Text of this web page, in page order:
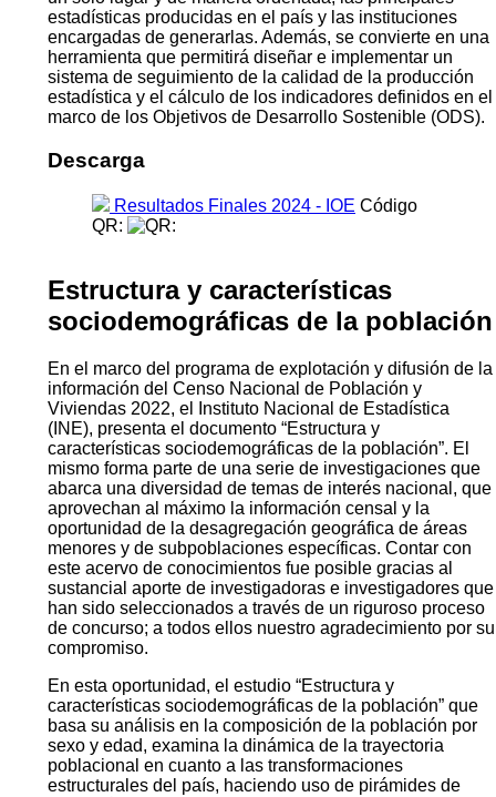
estadísticas producidas en el país y las instituciones
encargadas de generarlas. Además, se convierte en una
herramienta que permitirá diseñar e implementar un
sistema de seguimiento de la calidad de la producción
estadística y el cálculo de los indicadores definidos en el
marco de los Objetivos de Desarrollo Sostenible (ODS).
Descarga
Resultados Finales 2024 - IOE Código
QR:
Estructura y características
sociodemográficas de la población
En el marco del programa de explotación y difusión de la
información del Censo Nacional de Población y
Viviendas 2022, el Instituto Nacional de Estadística
(INE), presenta el documento “Estructura y
características sociodemográficas de la población”. El
mismo forma parte de una serie de investigaciones que
abarca una diversidad de temas de interés nacional, que
aprovechan al máximo la información censal y la
oportunidad de la desagregación geográfica de áreas
menores y de subpoblaciones específicas. Contar con
este acervo de conocimientos fue posible gracias al
sustancial aporte de investigadoras e investigadores que
han sido seleccionados a través de un riguroso proceso
de concurso; a todos ellos nuestro agradecimiento por su
compromiso.
En esta oportunidad, el estudio “Estructura y
características sociodemográficas de la población” que
basa su análisis en la composición de la población por
sexo y edad, examina la dinámica de la trayectoria
poblacional en cuanto a las transformaciones
estructurales del país, haciendo uso de pirámides de